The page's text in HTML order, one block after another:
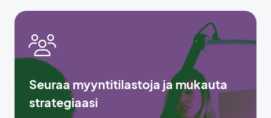
Seuraa myyntitilastoja ja mukauta
strategiaasi